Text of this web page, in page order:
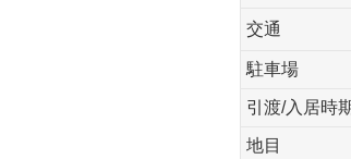
交通
駐車場
引渡/入居時
地目